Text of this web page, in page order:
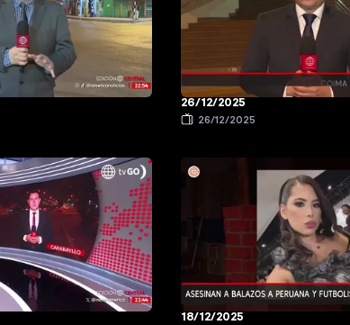
26/12/2025
26/12/2025
18/12/2025